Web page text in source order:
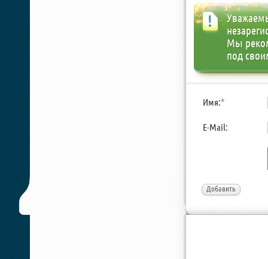
Мы
под
Имя:*
E-Mail:
Добавить